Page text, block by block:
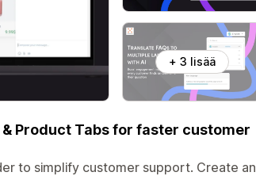
+ 3 lisää
Product Tabs for faster customer
to simplify customer support. Create an